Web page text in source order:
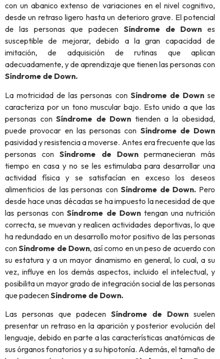
con un abanico extenso de variaciones en el nivel cognitivo,
desde un retraso ligero hasta un deterioro grave. El potencial
de las personas que padecen Síndrome de Down es
susceptible de mejorar, debido a la gran capacidad de
imitación, de adquisición de rutinas que aplican
adecuadamente, y de aprendizaje que tienen las personas con
Síndrome de Down.
La motricidad de las personas con Síndrome de Downse
caracteriza por un tono muscular bajo. Esto unido a que las
personas con Síndrome de Down tienden a la obesidad,
puede provocar en las personas con Síndrome de Down
pasividad y resistencia a moverse. Antes era frecuente que las
personas conSíndrome de Downpermanecieran más
tiempo en casa y no se les estimulaba para desarrollar una
actividad física y se satisfacían en exceso los deseos
alimenticios de las personas con Síndrome de Down. Pero
desde hace unas décadas se ha impuesto la necesidad de que
las personas con Síndrome de Down tengan una nutrición
correcta, se muevan y realicen actividades deportivas, lo que
ha redundado en un desarrollo motor positivo de las personas
conSíndrome de Down, así como en un peso de acuerdo con
su estatura y a un mayor dinamismo en general, lo cual, a su
vez, influye en los demás aspectos, incluido el intelectual, y
posibilita un mayor grado de integración social de las personas
que padecenSíndrome de Down.
Las personas que padecen Síndrome de Down suelen
presentar un retraso en la aparición y posterior evolución del
lenguaje, debido en parte a las características anatómicas de
sus órganos fonatorios y a su hipotonía. Además, el tamaño de